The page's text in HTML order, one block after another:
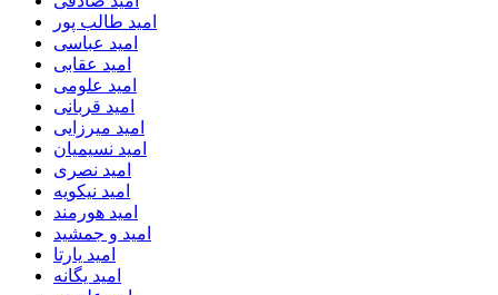
امید طالب پور
امید عباسی
امید عقابی
امید علومی
امید قربانی
امید میرزایی
امید نسیمیان
امید نصری
امید نیکویه
امید هورمند
امید و جمشید
امید یارتا
امید یگانه